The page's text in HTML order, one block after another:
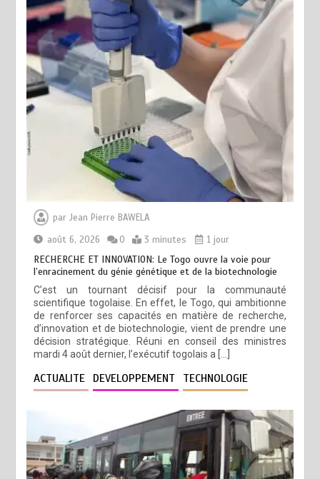
parJean Pierre BAWELA
août 6, 2026
0 3 minutes 1 jour
RECHERCHE ET INNOVATION: Le Togo ouvre la voie pour
l’enracinement du génie génétique et de la biotechnologie
C’est un tournant décisif pour la communauté
scientifique togolaise. En effet, le Togo, qui ambitionne
de renforcer ses capacités en matière de recherche,
d’innovation et de biotechnologie, vient de prendre une
décision stratégique. Réuni en conseil des ministres
mardi 4 août dernier, l’exécutif togolais a […]
ACTUALITE DEVELOPPEMENT TECHNOLOGIE